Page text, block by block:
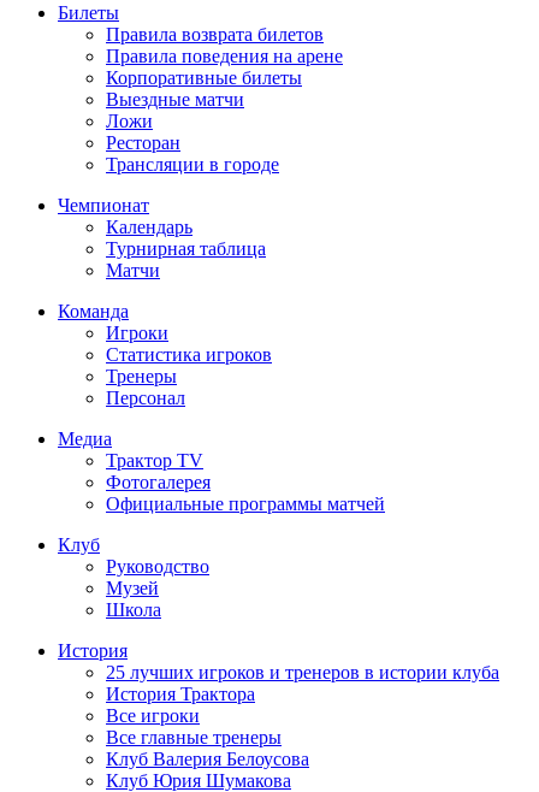
Билеты
Правила возврата билетов
Правила поведения на арене
Корпоративные билеты
Выездные матчи
Ложи
Ресторан
Трансляции в городе
Чемпионат
Календарь
Турнирная таблица
Матчи
Команда
Игроки
Статистика игроков
Тренеры
Персонал
Медиа
Трактор TV
Фотогалерея
Официальные программы матчей
Клуб
Руководство
Музей
Школа
История
25 лучших игроков и тренеров в истории клуба
История Трактора
Все игроки
Все главные тренеры
Клуб Валерия Белоусова
Клуб Юрия Шумакова